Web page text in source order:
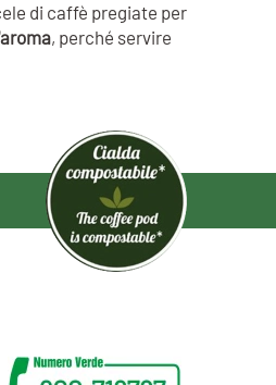
di caffè pregiate per
, perché servire